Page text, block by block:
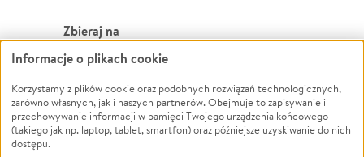
Zbieraj na
Leczenie
Zwierzęta
Pożar
Ukraina
Powódź
Wichura
NGO
Informacje o plikach cookie
Korzystamy z plików cookie oraz podobnych rozwiązań technologicznych,
zarówno własnych, jak i naszych partnerów. Obejmuje to zapisywanie i
przechowywanie informacji w pamięci Twojego urządzenia końcowego
(takiego jak np. laptop, tablet, smartfon) oraz późniejsze uzyskiwanie do nich
dostępu.